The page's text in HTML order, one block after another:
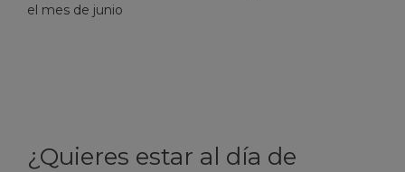
el mes de junio
¿Quieres estar al día de